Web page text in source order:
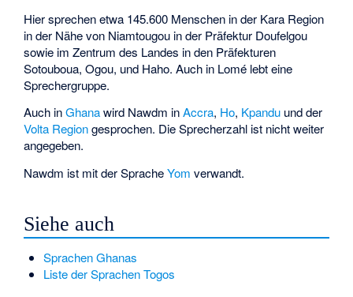
Hier sprechen etwa 145.600 Menschen in der Kara Region
in der Nähe von Niamtougou in der Präfektur Doufelgou
sowie im Zentrum des Landes in den Präfekturen
Sotouboua, Ogou, und Haho. Auch in Lomé lebt eine
Sprechergruppe.
Auch inGhanawird Nawdm inAccra, Ho, Kpandu und der
Volta Regiongesprochen. Die Sprecherzahl ist nicht weiter
angegeben.
Nawdm ist mit der SpracheYom verwandt.
Siehe auch
Sprachen Ghanas
Liste der Sprachen Togos